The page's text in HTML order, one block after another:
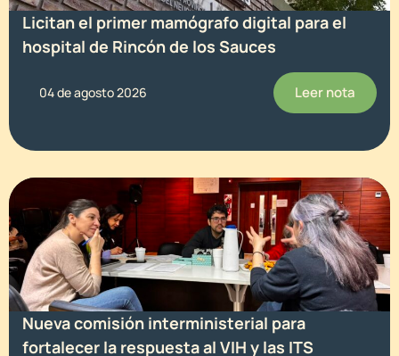
Licitan el primer mamógrafo digital para el
hospital de Rincón de los Sauces
04 de agosto 2026 Leer nota
Nueva comisión interministerial para
fortalecer la respuesta al VIH y las ITS